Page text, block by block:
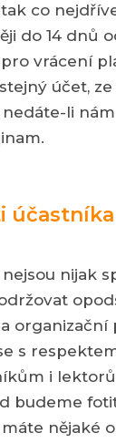
co
do 14 dnů
vrácení
účet,
li
účastníka
nijak
organizační
s
i
budeme
nějaké